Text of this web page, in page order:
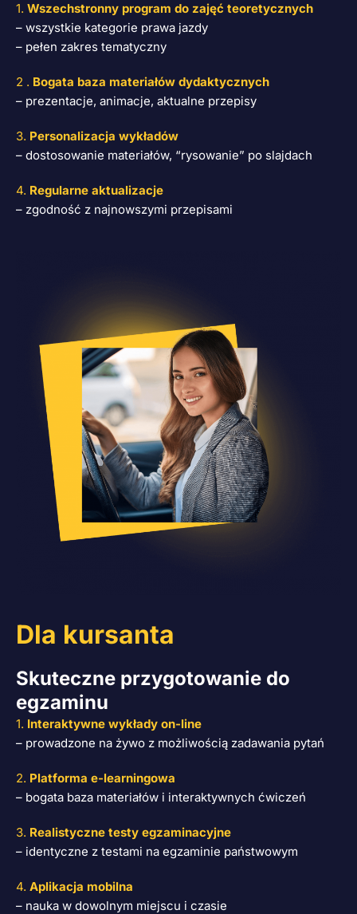
1. Wszechstronny program do zajęć teoretycznych
– wszystkie kategorie prawa jazdy
– pełen zakres tematyczny
2 . Bogata baza materiałów dydaktycznych
– prezentacje, animacje, aktualne przepisy
3. Personalizacja wykładów
– dostosowanie materiałów, “rysowanie” po slajdach
4. Regularne aktualizacje
– zgodność z najnowszymi przepisami
Dla kursanta
Skuteczne przygotowanie do
egzaminu
1. Interaktywne wykłady on-line
– prowadzone na żywo z możliwością zadawania pytań
2. Platforma e-learningowa
– bogata baza materiałów i interaktywnych ćwiczeń
3. Realistyczne testy egzaminacyjne
– identyczne z testami na egzaminie państwowym
4. Aplikacja mobilna
– nauka w dowolnym miejscu i czasie